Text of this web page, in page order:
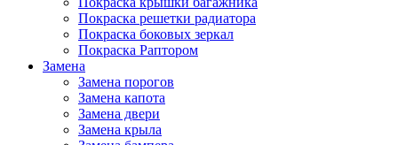
Покраска решетки радиатора
Покраска боковых зеркал
Покраска Раптором
Замена
Замена порогов
Замена капота
Замена двери
Замена крыла